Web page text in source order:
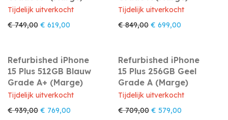
Tijdelijk uitverkocht
€749,00 Oorspronkelijke prijs was: € 749,00.
€ 619,00 Huidige prijs is: € 619,00.
Tijdelijk uitverkocht
€849,00 Oorspronkelijke prijs
€ 699,00
Refurbished iPhone
15 Plus 512GB Blauw
Grade A+ (Marge)
Tijdelijk uitverkocht
€939,00 Oorspronkelijke prijs was: € 939,00.
€ 769,00 Huidige prijs is: € 769,00.
Refurbished iPhone
15 Plus 256GB Geel
Grade A (Marge)
Tijdelijk uitverkocht
€709,00 Oorspronkelijke prijs
€ 579,00